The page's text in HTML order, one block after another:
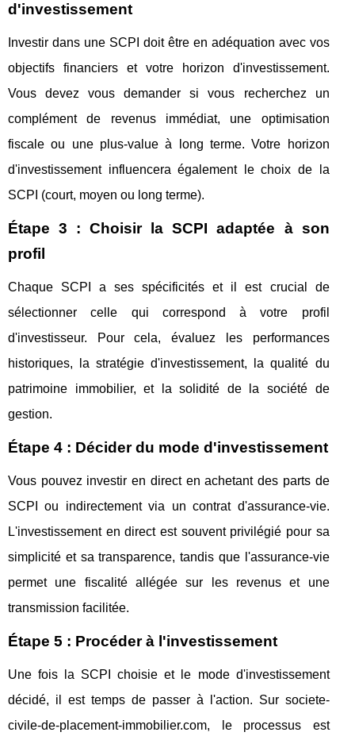
d'investissement
Investir dans une SCPI doit être en adéquation avec vos
objectifs financiers et votre horizon d'investissement.
Vous devez vous demander si vous recherchez un
complément de revenus immédiat, une optimisation
fiscale ou une plus-value à long terme. Votre horizon
d'investissement influencera également le choix de la
SCPI (court, moyen ou long terme).
Étape 3 : Choisir la SCPI adaptée à son
profil
Chaque SCPI a ses spécificités et il est crucial de
sélectionner celle qui correspond à votre profil
d'investisseur. Pour cela, évaluez les performances
historiques, la stratégie d'investissement, la qualité du
patrimoine immobilier, et la solidité de la société de
gestion.
Étape 4 : Décider du mode d'investissement
Vous pouvez investir en direct en achetant des parts de
SCPI ou indirectement via un contrat d'assurance-vie.
L'investissement en direct est souvent privilégié pour sa
simplicité et sa transparence, tandis que l'assurance-vie
permet une fiscalité allégée sur les revenus et une
transmission facilitée.
Étape 5 : Procéder à l'investissement
Une fois la SCPI choisie et le mode d'investissement
décidé, il est temps de passer à l'action. Sur societe-
civile-de-placement-immobilier.com, le processus est